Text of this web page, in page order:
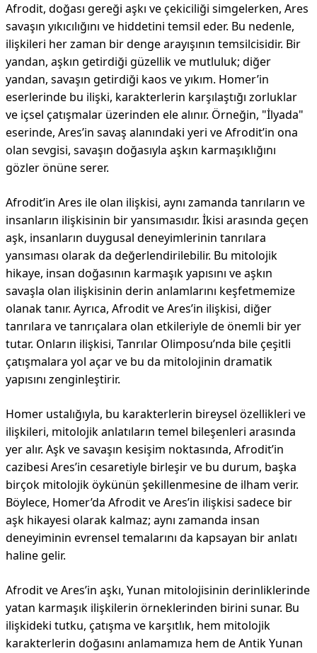
Afrodit, doğası gereği aşkı ve çekiciliği simgelerken, Ares
savaşın yıkıcılığını ve hiddetini temsil eder. Bu nedenle,
ilişkileri her zaman bir denge arayışının temsilcisidir. Bir
yandan, aşkın getirdiği güzellik ve mutluluk; diğer
yandan, savaşın getirdiği kaos ve yıkım. Homer’in
eserlerinde bu ilişki, karakterlerin karşılaştığı zorluklar
ve içsel çatışmalar üzerinden ele alınır. Örneğin, "İlyada"
eserinde, Ares’in savaş alanındaki yeri ve Afrodit’in ona
olan sevgisi, savaşın doğasıyla aşkın karmaşıklığını
gözler önüne serer.
Afrodit’in Ares ile olan ilişkisi, aynı zamanda tanrıların ve
insanların ilişkisinin bir yansımasıdır. İkisi arasında geçen
aşk, insanların duygusal deneyimlerinin tanrılara
yansıması olarak da değerlendirilebilir. Bu mitolojik
hikaye, insan doğasının karmaşık yapısını ve aşkın
savaşla olan ilişkisinin derin anlamlarını keşfetmemize
olanak tanır. Ayrıca, Afrodit ve Ares’in ilişkisi, diğer
tanrılara ve tanrıçalara olan etkileriyle de önemli bir yer
tutar. Onların ilişkisi, Tanrılar Olimposu’nda bile çeşitli
çatışmalara yol açar ve bu da mitolojinin dramatik
yapısını zenginleştirir.
Homer ustalığıyla, bu karakterlerin bireysel özellikleri ve
ilişkileri, mitolojik anlatıların temel bileşenleri arasında
yer alır. Aşk ve savaşın kesişim noktasında, Afrodit’in
cazibesi Ares’in cesaretiyle birleşir ve bu durum, başka
birçok mitolojik öykünün şekillenmesine de ilham verir.
Böylece, Homer’da Afrodit ve Ares’in ilişkisi sadece bir
aşk hikayesi olarak kalmaz; aynı zamanda insan
deneyiminin evrensel temalarını da kapsayan bir anlatı
haline gelir.
Afrodit ve Ares’in aşkı, Yunan mitolojisinin derinliklerinde
yatan karmaşık ilişkilerin örneklerinden birini sunar. Bu
ilişkideki tutku, çatışma ve karşıtlık, hem mitolojik
karakterlerin doğasını anlamamıza hem de Antik Yunan